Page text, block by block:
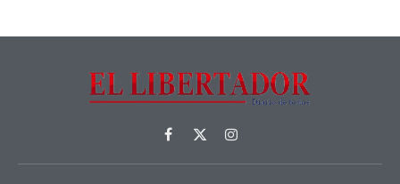
Facebook
X
(Twitter)
Instagram